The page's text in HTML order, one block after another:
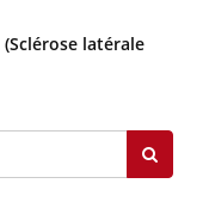
latérale